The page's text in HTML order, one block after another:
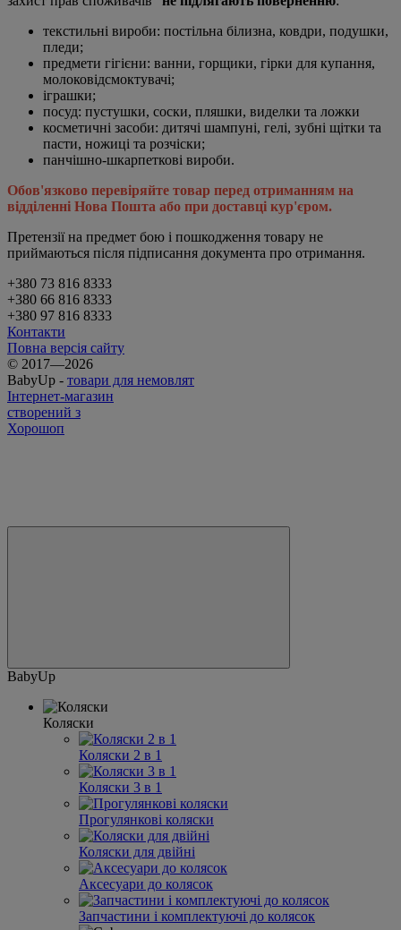
текстильні вироби: постільна білизна, ковдри, подушки,
пледи;
предмети гігієни: ванни, горщики, гірки для купання,
молоковідсмоктувачі;
іграшки;
посуд: пустушки, соски, пляшки, виделки та ложки
косметичні засоби: дитячі шампуні, гелі, зубні щітки та
пасти, ножиці та розчіски;
панчішно-шкарпеткові вироби.
Обов'язково перевіряйте товар перед отриманням на
відділенні Нова Пошта або при доставці кур'єром.
Претензії на предмет бою і пошкодження товару не
приймаються після підписання документа про отримання.
+380 73 816 8333
+380 66 816 8333
+380 97 816 8333
Контакти
Повна версія сайту
© 2017—2026
BabyUp - товари для немовлят
Інтернет-магазин
створений з
Хорошоп
BabyUp
Коляски
Коляски 2 в 1
Коляски 3 в 1
Прогулянкові коляски
Коляски для двійні
Аксесуари до колясок
Запчастини і комплектуючі до колясок